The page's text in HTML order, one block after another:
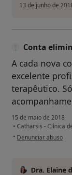
13 de junho de
Conta
A cada nova
excelente
terapêutico.
15 de maio de 2018
• Catharsis - Clínica
• na opinião do
Denunciar abuso
Dra. Elaine